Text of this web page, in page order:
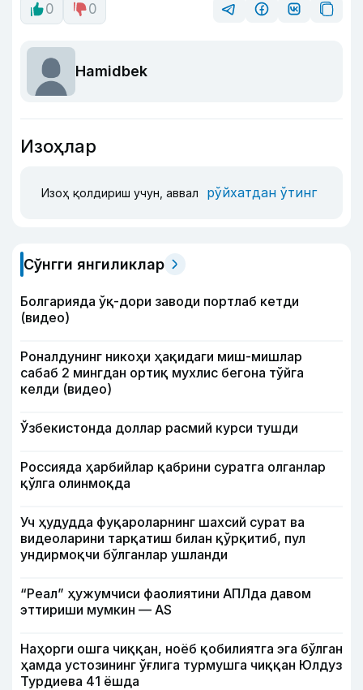
0 0
Hamidbek
Изоҳлар
Изоҳ қолдириш учун, аввал рўйхатдан ўтинг
Сўнгги янгиликлар
Болгарияда ўқ-дори заводи портлаб кетди
(видео)
Роналдунинг никоҳи ҳақидаги миш-мишлар
сабаб 2 мингдан ортиқ мухлис бегона тўйга
келди (видео)
Ўзбекистонда доллар расмий курси тушди
Россияда ҳарбийлар қабрини суратга олганлар
қўлга олинмоқда
Уч ҳудудда фуқароларнинг шахсий сурат ва
видеоларини тарқатиш билан қўрқитиб, пул
ундирмоқчи бўлганлар ушланди
“Реал” ҳужумчиси фаолиятини АПЛда давом
эттириши мумкин — АS
Наҳорги ошга чиққан, ноёб қобилиятга эга бўлган
ҳамда устозининг ўғлига турмушга чиққан Юлдуз
Турдиева 41 ёшда